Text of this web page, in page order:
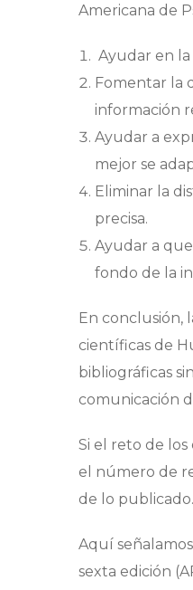
Americana de
Ayudar en
Fomentar la
información
Ayudar a
mejor se
Eliminar la
precisa.
Ayudar a
fondo de la
En conclusión,
científicas de
bibliográficas
comunicación
Si el reto de
el número de
de lo publicado.
Aquí
sexta edición